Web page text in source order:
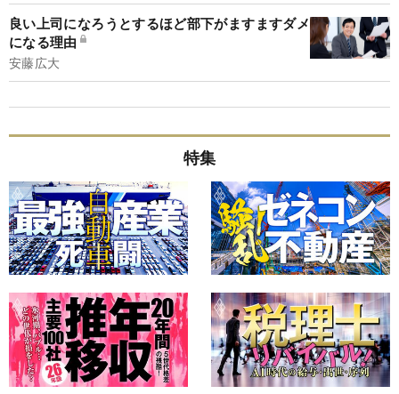
良い上司になろうとするほど部下がますますダメ
になる理由
安藤広大
特集